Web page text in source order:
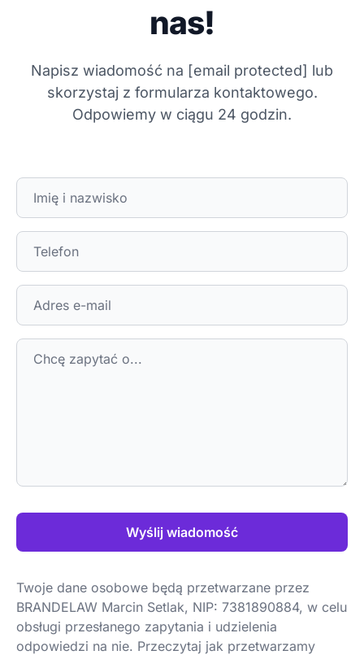
nas!
Napisz wiadomość na [email protected] lub
skorzystaj z formularza kontaktowego.
Odpowiemy w ciągu 24 godzin.
Wyślij wiadomość
Twoje dane osobowe będą przetwarzane przez
BRANDELAW Marcin Setlak, NIP: 7381890884, w celu
obsługi przesłanego zapytania i udzielenia
odpowiedzi na nie. Przeczytaj jak przetwarzamy